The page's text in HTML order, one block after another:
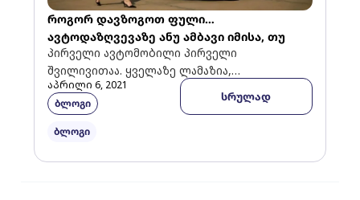
როგორ დავზოგოთ ფული
ავტოდაზღვევაზე ანუ ამბავი იმისა, თუ
როგორ ვიხდით ზედმეტს
პირველი ავტომობილი პირველი
შვილივითაა. ყველაზე ლამაზია,
განსაკუთრებულად გიყვარს,
განსაკუთრებულად უფრთხილდები და გინდა
ყველაფრისგან დაცული იყოთ- ისიც და
შენც.საიდუმლო არავისთვისაა, რომ […]
აპრილი 6, 2021
ბლოგი
ბლოგი
სრულად